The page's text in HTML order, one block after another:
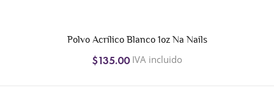
Polvo Acrílico Blanco 1oz Na Nails
$135.00IVA incluido